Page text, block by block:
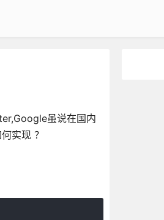
虽说在国内
实现 ？